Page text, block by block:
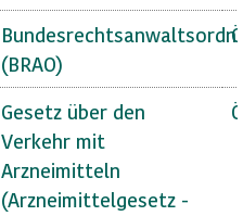
(BRAO)
Gesetz über den
Verkehr mit
Arzneimitteln
(Arzneimittelgesetz -